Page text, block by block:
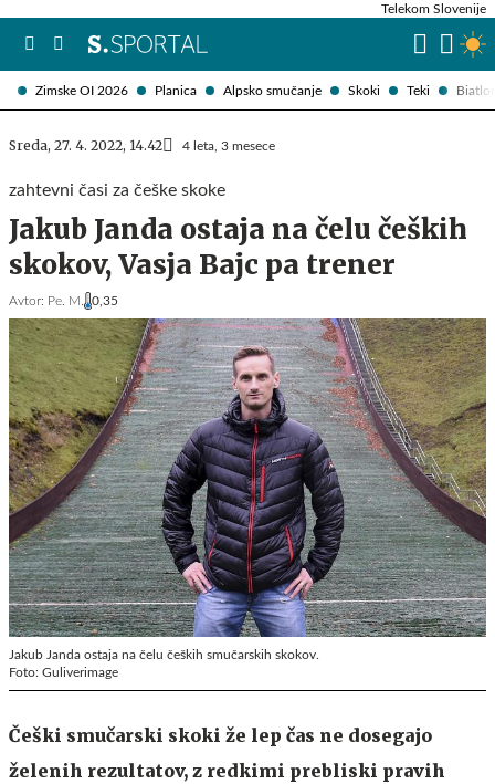
Zimske OI 2026 Planica Alpsko smučanje Skoki Teki
Telekom Slovenije
Sreda, 27. 4. 2022, 14.42 4 leta, 3 mesece
zahtevni časi za češke skoke
Jakub Janda ostaja na čelu čeških
skokov, Vasja Bajc pa trener
Avtor: Pe. M. 0,35
Jakub Janda ostaja na čelu čeških smučarskih skokov.
Foto: Guliverimage
Češki smučarski skoki že lep čas ne dosegajo
želenih rezultatov, z redkimi prebliski pravih